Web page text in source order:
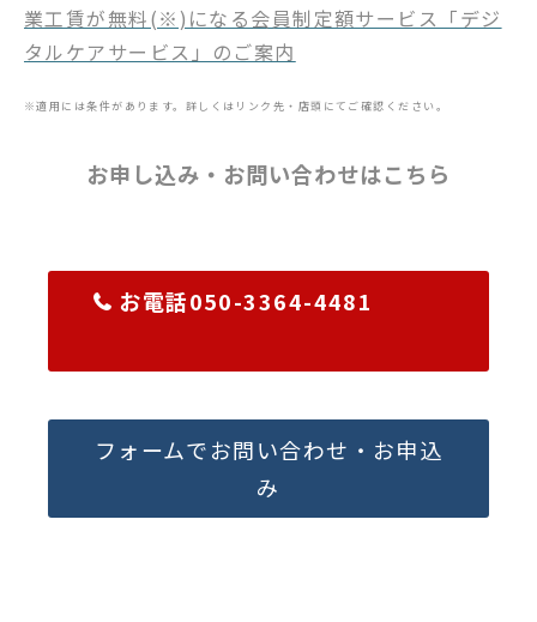
業工賃が無料(※)になる会員制定額サービス「デジ
タルケアサービス」のご案内
※適用には条件があります。詳しくはリンク先・店頭にてご確認ください。
お申し込み・お問い合わせはこちら
お電話050-3364-4481
フォームでお問い合わせ・お申込
み